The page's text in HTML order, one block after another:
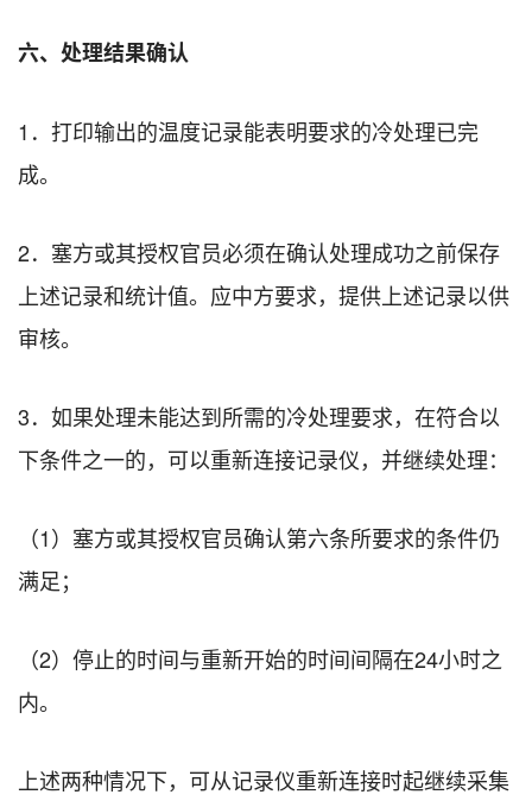
六、处理结果确认
1．打印输出的温度记录能表明要求的冷处理已完
成。
2．塞方或其授权官员必须在确认处理成功之前保存
上述记录和统计值。应中方要求，提供上述记录以供
审核。
3．如果处理未能达到所需的冷处理要求，在符合以
下条件之一的，可以重新连接记录仪，并继续处理：
（1）塞方或其授权官员确认第六条所要求的条件仍
满足；
（2）停止的时间与重新开始的时间间隔在24小时之
内。
上述两种情况下，可从记录仪重新连接时起继续采集